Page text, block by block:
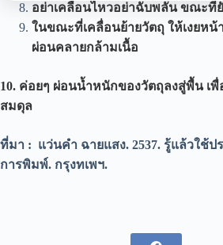
อย่าเคลื่อนไหวอย่าฉับพลัน ขณะที่
ในขณะที่เคลื่อนย้ายวัตถุ ให้เงยหน้
ผ่อนคลายกล้ามเนื้อ
10. ค่อยๆ ผ่อนน้ำหนักของวัตถุลงสู่พื้น เพื่
สมดุล
ที่มา : แว่นคำ ฉายแสง. 2537. รู้แล้วใช้ป
การพิมพ์. กรุงทเพฯ.